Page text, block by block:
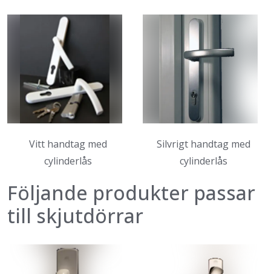
Vitt handtag med
cylinderlås
Silvrigt handtag med
cylinderlås
Följande produkter passar
till skjutdörrar